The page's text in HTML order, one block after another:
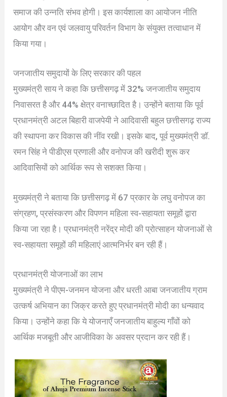
समाज की उन्नति संभव होगी। इस कार्यशाला का आयोजन नीति
आयोग और वन एवं जलवायु परिवर्तन विभाग के संयुक्त तत्वाधान में
किया गया।
जनजातीय समुदायों के लिए सरकार की पहल
मुख्यमंत्री साय ने कहा कि छत्तीसगढ़ में 32% जनजातीय समुदाय
निवासरत है और 44% क्षेत्र वनाच्छादित है। उन्होंने बताया कि पूर्व
प्रधानमंत्री अटल बिहारी वाजपेयी ने आदिवासी बहुल छत्तीसगढ़ राज्य
की स्थापना कर विकास की नींव रखी। इसके बाद, पूर्व मुख्यमंत्री डॉ.
रमन सिंह ने पीडीएस प्रणाली और वनोपज की खरीदी शुरू कर
आदिवासियों को आर्थिक रूप से सशक्त किया।
मुख्यमंत्री ने बताया कि छत्तीसगढ़ में 67 प्रकार के लघु वनोपज का
संग्रहण, प्रसंस्करण और विपणन महिला स्व-सहायता समूहों द्वारा
किया जा रहा है। प्रधानमंत्री नरेंद्र मोदी की प्रोत्साहन योजनाओं से
स्व-सहायता समूहों की महिलाएं आत्मनिर्भर बन रही हैं।
प्रधानमंत्री योजनाओं का लाभ
मुख्यमंत्री ने पीएम-जनमन योजना और धरती आबा जनजातीय ग्राम
उत्कर्ष अभियान का जिक्र करते हुए प्रधानमंत्री मोदी का धन्यवाद
किया। उन्होंने कहा कि ये योजनाएँ जनजातीय बाहुल्य गाँवों को
आर्थिक मजबूती और आजीविका के अवसर प्रदान कर रही हैं।